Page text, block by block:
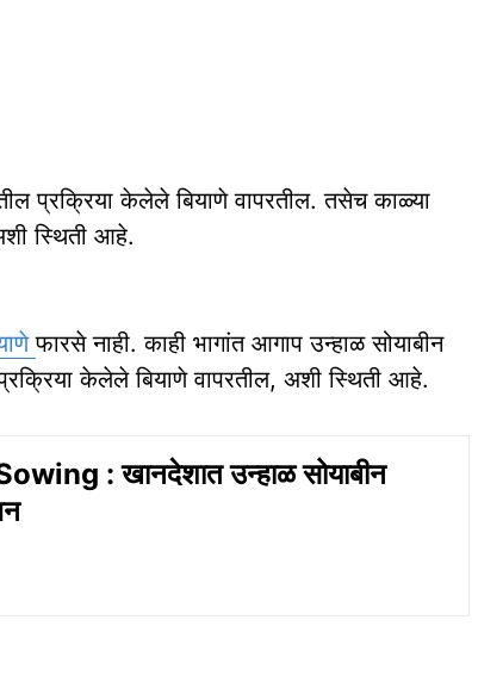
प्रक्रिया केलेले बियाणे वापरतील. तसेच काळ्या
स्थिती आहे.
फारसे नाही. काही भागांत आगाप उन्हाळ सोयाबीन
केलेले बियाणे वापरतील, अशी स्थिती आहे.
: खानदेशात उन्हाळ सोयाबीन